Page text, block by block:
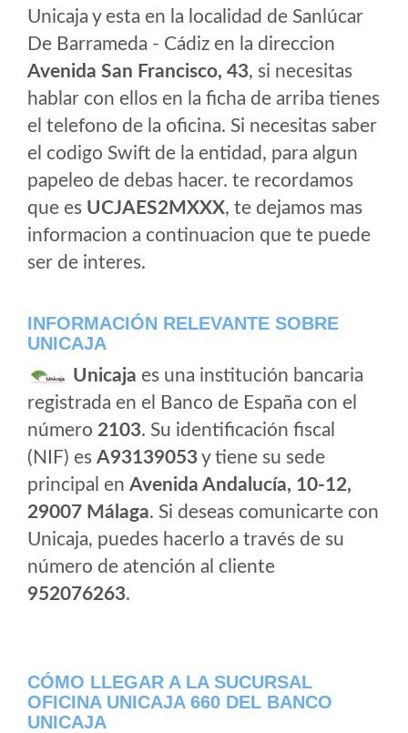
Unicaja y esta en la localidad de Sanlúcar
De Barrameda - Cádiz en la direccion
Avenida San Francisco, 43, si necesitas
hablar con ellos en la ficha de arriba tienes
el telefono de la oficina. Si necesitas saber
el codigo Swift de la entidad, para algun
papeleo de debas hacer. te recordamos
que es UCJAES2MXXX, te dejamos mas
informacion a continuacion que te puede
ser de interes.
INFORMACIÓN RELEVANTE SOBRE
UNICAJA
Unicaja es una institución bancaria
registrada en el Banco de España con el
número 2103. Su identificación fiscal
(NIF) es A93139053y tiene su sede
principal en Avenida Andalucía, 10-12,
29007 Málaga. Si deseas comunicarte con
Unicaja, puedes hacerlo a través de su
número de atención al cliente
952076263.
CÓMO LLEGAR A LA SUCURSAL
OFICINA UNICAJA 660 DEL BANCO
UNICAJA